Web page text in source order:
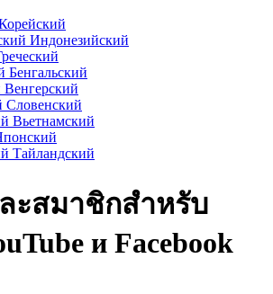
Индонезийский
Бенгальский
Венгерский
Словенский
Вьетнамский
Тайландский
ะสมาชิกสำหรับ
и Facebook